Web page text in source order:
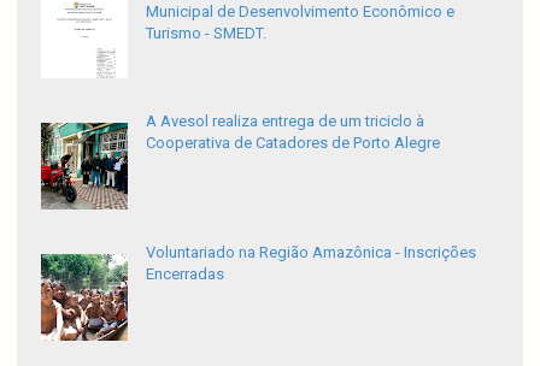
Municipal de Desenvolvimento Econômico e
Turismo - SMEDT.
A Avesol realiza entrega de um triciclo à
Cooperativa de Catadores de Porto Alegre
Voluntariado na Região Amazônica - Inscrições
Encerradas